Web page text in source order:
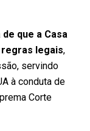
que a Casa
legais,
servindo
à conduta de
Corte